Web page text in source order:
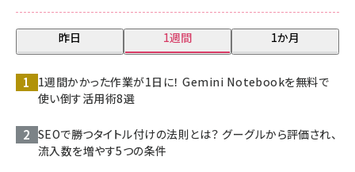
昨日 1週間 1か月
1週間かかった作業が1日に！ Gemini Notebookを無料で
使い倒す活用術8選
SEOで勝つタイトル付けの法則とは？ グーグルから評価され、
流入数を増やす5つの条件